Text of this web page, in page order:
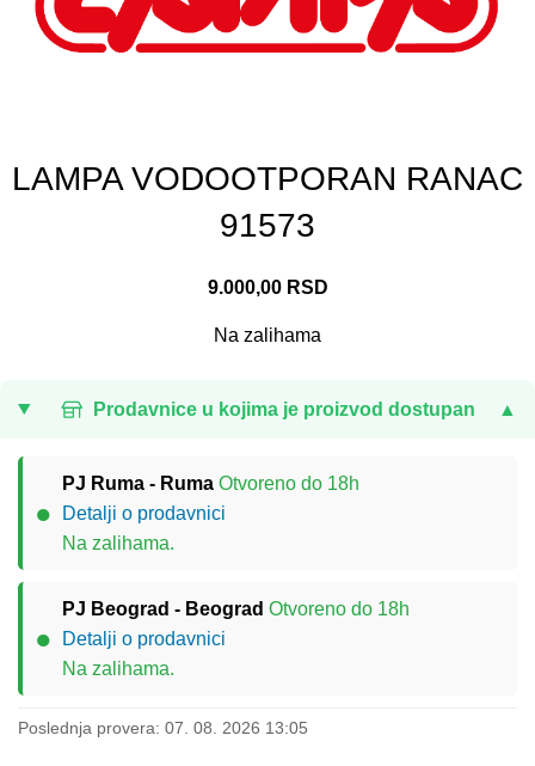
LAMPA VODOOTPORAN RANAC
91573
9.000,00 RSD
Na zalihama
Prodavnice u kojima je proizvod dostupan ▲
●
PJ Ruma - Ruma Otvoreno do 18h
Detalji o prodavnici
Na zalihama.
●
PJ Beograd - Beograd Otvoreno do 18h
Detalji o prodavnici
Na zalihama.
Poslednja provera: 07. 08. 2026 13:05